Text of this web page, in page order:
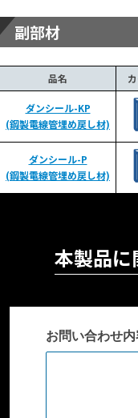
副部材
品名
ダンシール-KP
(鋼製電線管埋め戻し材)
ダンシール-P
(鋼製電線管埋め戻し材)
本製品
お問い合わせ内